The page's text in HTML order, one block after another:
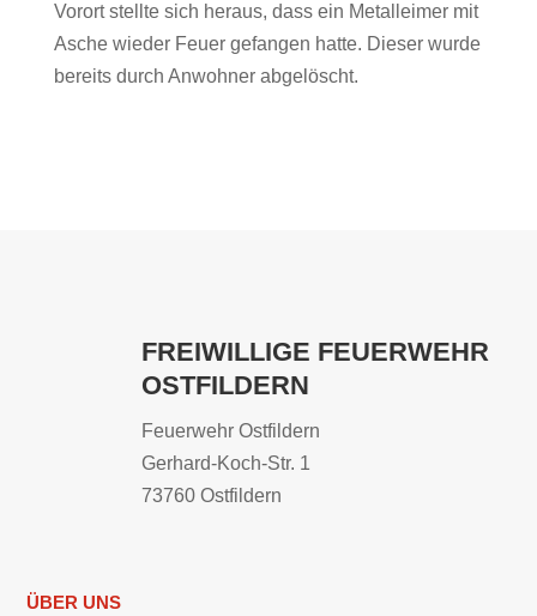
Vorort stellte sich heraus, dass ein Metalleimer mit
Asche wieder Feuer gefangen hatte. Dieser wurde
bereits durch Anwohner abgelöscht.
FREIWILLIGE FEUERWEHR
OSTFILDERN
Feuerwehr Ostfildern
Gerhard-Koch-Str. 1
73760 Ostfildern
ÜBER UNS